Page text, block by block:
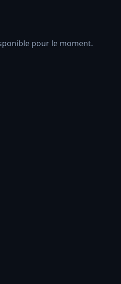
pour le moment.